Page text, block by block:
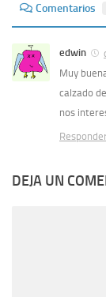
Comentarios
edwin
Muy
calzado
nos
Responder
DEJA UN